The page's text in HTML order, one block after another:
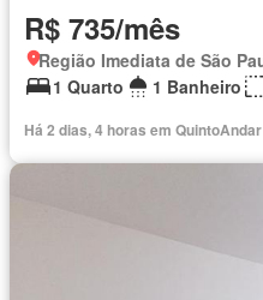
R$ 735/mês
1 Quarto
1 Banheiro
Há 2 dias, 4 horas em QuintoAndar